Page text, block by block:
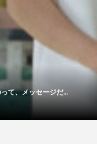
て、メッセージだ...